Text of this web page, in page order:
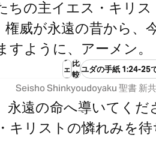
ちの主イエス・キリス
威が永遠の昔から、
すように、アーメン。
シ
ェ
ア
比
較
ユダの手紙 1:24-25
Seisho Shinkyoudoyaku 聖書 新
遠の命へ導いてくだ
キリストの憐れみを待